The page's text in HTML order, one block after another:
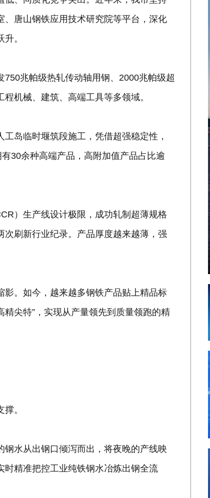
唐山钢铁应用技术研究院等平台，深化
。
兆帕级热轧传动轴用钢、2000兆帕级超
机械、建筑、高端工具等多领域。
岛临时堰筑段施工，凭借超强稳定性，
30余种高端产品，高附加值产品占比逾
）生产线设计极限，成功轧制超薄规格
刷新行业纪录。产品厚度越来越薄，强
。如今，越来越多钢铁产品贴上精品标
精尖特”，实现从产量领先到质量领跑的精
。
水从出钢口倾泻而出，将夜晚的产线映
精准把控工业纯铁钢水冶炼出钢全流